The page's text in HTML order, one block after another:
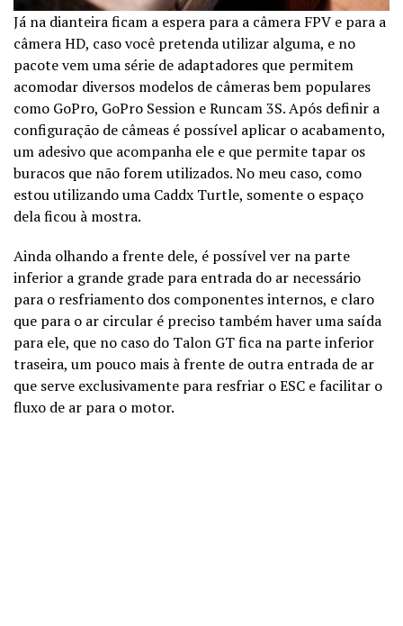
Já na dianteira ficam a espera para a câmera FPV e para a
câmera HD, caso você pretenda utilizar alguma, e no
pacote vem uma série de adaptadores que permitem
acomodar diversos modelos de câmeras bem populares
como GoPro, GoPro Session e Runcam 3S. Após definir a
configuração de câmeas é possível aplicar o acabamento,
um adesivo que acompanha ele e que permite tapar os
buracos que não forem utilizados. No meu caso, como
estou utilizando uma Caddx Turtle, somente o espaço
dela ficou à mostra.
Ainda olhando a frente dele, é possível ver na parte
inferior a grande grade para entrada do ar necessário
para o resfriamento dos componentes internos, e claro
que para o ar circular é preciso também haver uma saída
para ele, que no caso do Talon GT fica na parte inferior
traseira, um pouco mais à frente de outra entrada de ar
que serve exclusivamente para resfriar o ESC e facilitar o
fluxo de ar para o motor.